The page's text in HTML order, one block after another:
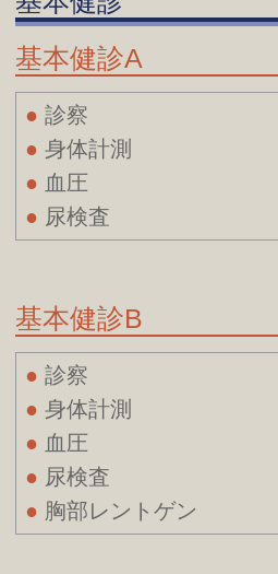
基本健診A
診察
身体計測
血圧
尿検査
基本健診B
診察
身体計測
血圧
尿検査
胸部レントゲン